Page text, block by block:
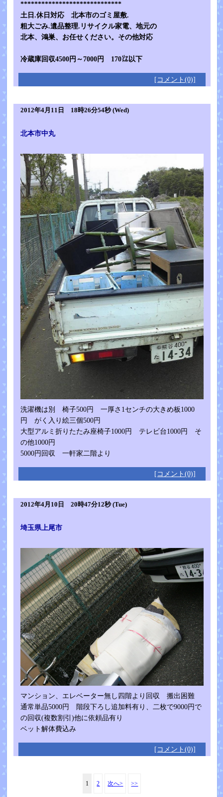
*****************************
土日.休日対応 北本市のゴミ屋敷.
粗大ごみ.遺品整理.リサイクル家電、地元の
北本、鴻巣、お任せください。その他対応
冷蔵庫回収4500円～7000円 170㍑以下
[コメント(0)]
2012年4月11日 18時26分54秒 (Wed)
北本市中丸
洗濯機は別 椅子500円 一厚さ1センチの大きめ板1000
円 がく入り絵三個500円
大型アルミ折りたたみ座椅子1000円 テレビ台1000円 そ
の他1000円
5000円回収 一軒家二階より
[コメント(0)]
2012年4月10日 20時47分12秒 (Tue)
埼玉県上尾市
マンション、エレベーター無し四階より回収 搬出困難
通常単品5000円 階段下ろし追加料有り、二枚で9000円で
の回収(複数割引)他に依頼品有り
ベット解体費込み
[コメント(0)]
1 2 次へ> >>